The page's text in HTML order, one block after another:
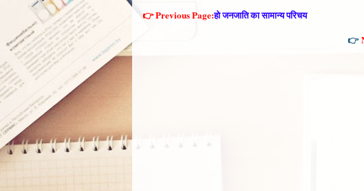
👉 Previous Page:हो जनजाति का सामान्य परिचय
👉